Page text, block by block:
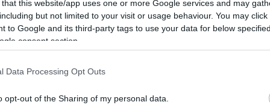
that this website/app uses one or more Google services and may
but not limited to your visit or usage behaviour. You may
to Google and its third-party tags to use your data for below
consent section.
Data Processing Opt Outs
opt-out of the Sharing of my personal data.
βαριά θωρακισμένες εγκαταστάσεις. Ο
Κέιν, στη σημερινή συνέντευξη Τύπου με
Πιτ Χέγκσεθ, δήλωσε ότι η αποστολή
όταν μια μικρή ομάδα του Πενταγώνου